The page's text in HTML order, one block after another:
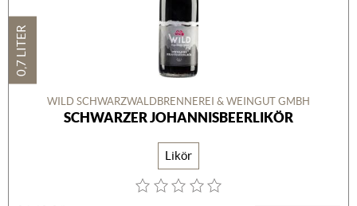
0,7 LITER
WILD SCHWARZWALDBRENNEREI & WEINGUT GMBH
SCHWARZER JOHANNISBEERLIKÖR
Likör